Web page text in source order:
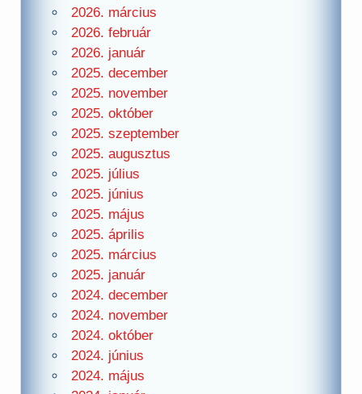
2026. március
2026. február
2026. január
2025. december
2025. november
2025. október
2025. szeptember
2025. augusztus
2025. július
2025. június
2025. május
2025. április
2025. március
2025. január
2024. december
2024. november
2024. október
2024. június
2024. május